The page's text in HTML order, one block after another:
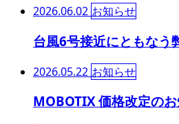
2026.06.02 お知らせ
台風6号接近にともなう
2026.05.22 お知らせ
MOBOTIX 価格改定の